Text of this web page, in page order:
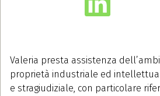
Valeria presta assistenza
proprietà industriale ed
e stragiudiziale, con particolare